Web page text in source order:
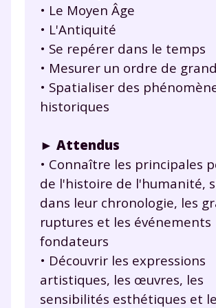
• Le Moyen Âge
• L'Antiquité
• Se repérer dans le temps
• Mesurer un ordre de
• Spatialiser des
historiques
► Attendus
• Connaître les principales
de l'histoire de l'humanité,
dans leur chronologie, les
ruptures et les événements
fondateurs
• Découvrir les expressions
artistiques, les œuvres, les
sensibilités esthétiques et